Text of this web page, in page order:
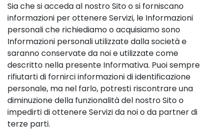
Sia che si acceda al nostro Sito o si forniscano
informazioni per ottenere Servizi, le Informazioni
personali che richiediamo o acquisiamo sono
Informazioni personali utilizzate dalla società e
saranno conservate da noi e utilizzate come
descritto nella presente Informativa. Puoi sempre
rifiutarti di fornirci informazioni di identificazione
personale, ma nel farlo, potresti riscontrare una
diminuzione della funzionalità del nostro Sito o
impedirti di ottenere Servizi da noi o da partner di
terze parti.